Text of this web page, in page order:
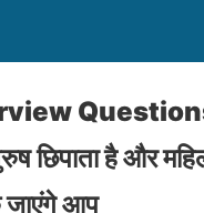
छिपाता है और
जाएंगे आप